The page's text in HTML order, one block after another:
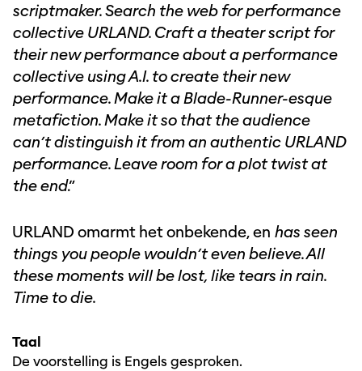
scriptmaker. Search the web for performance
collective URLAND. Craft a theater script for
their new performance about a performance
collective using A.I. to create their new
performance. Make it a Blade-Runner-esque
metafiction. Make it so that the audience
can’t distinguish it from an authentic URLAND
performance. Leave room for a plot twist at
the end.”
URLAND omarmt het onbekende, en has seen
things you people wouldn’t even believe. All
these moments will be lost, like tears in rain.
Time to die.
Taal
De voorstelling is Engels gesproken.